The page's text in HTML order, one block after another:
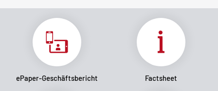
ePaper-Geschäftsbericht Factsheet